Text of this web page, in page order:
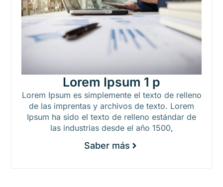
Lorem Ipsum 1 p
Lorem Ipsum es simplemente el texto de relleno
de las imprentas y archivos de texto. Lorem
Ipsum ha sido el texto de relleno estándar de
las industrias desde el año 1500,
Saber más